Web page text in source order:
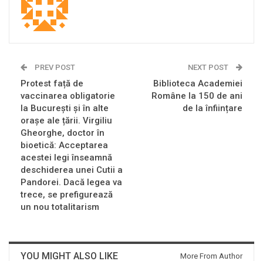
PREV POST
Protest față de
vaccinarea obligatorie
la București și în alte
orașe ale țării. Virgiliu
Gheorghe, doctor în
bioetică: Acceptarea
acestei legi înseamnă
deschiderea unei Cutii a
Pandorei. Dacă legea va
trece, se prefigurează
un nou totalitarism
NEXT POST
Biblioteca Academiei
Române la 150 de ani
de la înființare
YOU MIGHT ALSO LIKE More From Author